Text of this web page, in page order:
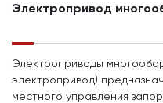
Электропривод
Электроприводы
электропривод)
местного управления